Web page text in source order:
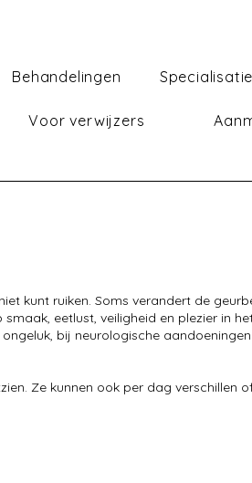
Behandelingen
Voor verwijzers
kunt ruiken. Soms verandert de
eetlust, veiligheid en plezier in
bij neurologische
Ze kunnen ook per dag verschillen